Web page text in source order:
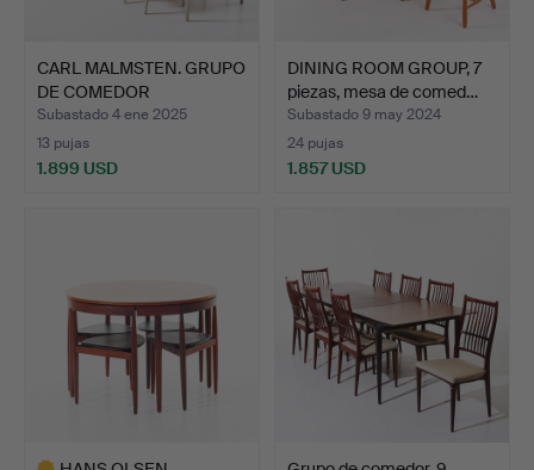
CARL MALMSTEN. GRUPO
DE COMEDOR
«Herrgårde…
Subastado 4 ene 2025
13 pujas
1.899 USD
DINING ROOM GROUP, 7
piezas, mesa de comed…
Subastado 9 may 2024
24 pujas
1.857 USD